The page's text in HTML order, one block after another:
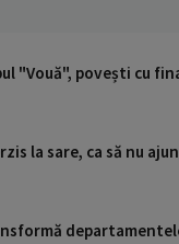
"Vouă", povești cu
la sare, ca să nu